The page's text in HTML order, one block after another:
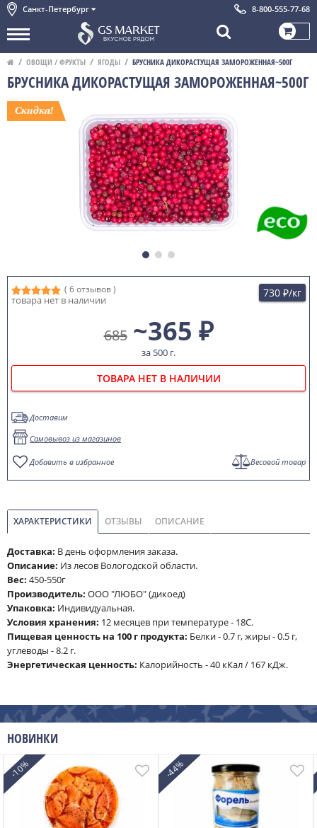
Санкт-Петербург 8-800-555-77-68
ОВОЩИ / ФРУКТЫ ЯГОДЫ БРУСНИКА ДИКОРАСТУЩАЯ ЗАМОРОЖЕННАЯ~500Г
БРУСНИКА ДИКОРАСТУЩАЯ ЗАМОРОЖЕННАЯ~500Г
( 6 отзывов )
товара нет в наличии
730 ₽/кг
685 ~365 ₽
за 500 г.
ТОВАРА НЕТ В НАЛИЧИИ
Доставим
Самовывоз из магазинов
Добавить в избранное Весовой товар
ХАРАКТЕРИСТИКИ ОТЗЫВЫ ОПИСАНИЕ
Доставка: В день оформления заказа.
Описание: Из лесов Вологодской области.
Вес: 450-550г
Производитель: ООО "ЛЮБО" (дикоед)
Упаковка: Индивидуальная.
Условия хранения: 12 месяцев при температуре - 18С.
Пищевая ценность на 100 г продукта: Белки - 0.7 г, жиры - 0.5 г,
углеводы - 8.2 г.
Энергетическая ценность: Калорийность - 40 кКал / 167 кДж.
НОВИНКИ
-10% -44%